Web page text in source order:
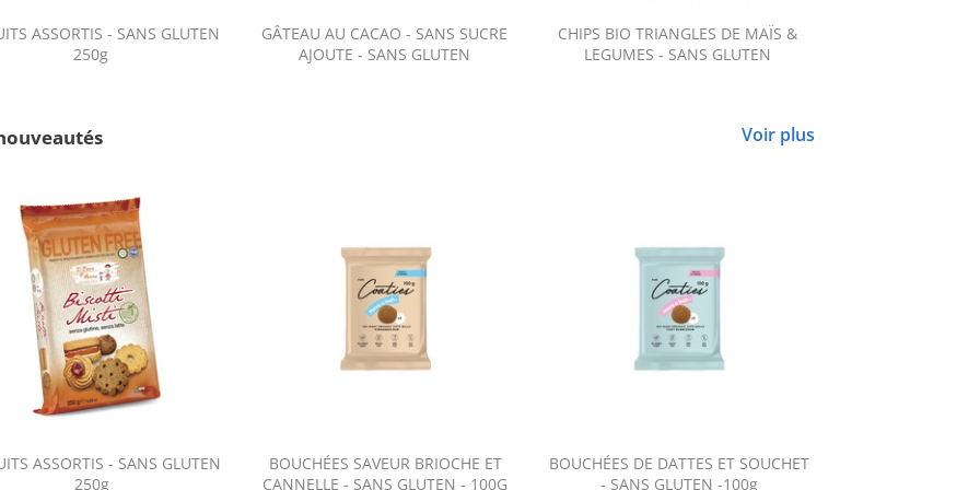
ASSORTIS - SANS GLUTEN
250g
GÂTEAU AU CACAO - SANS SUCRE
AJOUTE - SANS GLUTEN
CHIPS BIO TRIANGLES DE MAÏS &
LEGUMES - SANS GLUTEN
Voir plus
ASSORTIS - SANS GLUTEN
250g
BOUCHÉES SAVEUR BRIOCHE ET
CANNELLE - SANS GLUTEN - 100G
BOUCHÉES DE DATTES ET SOUCHET
- SANS GLUTEN -100g